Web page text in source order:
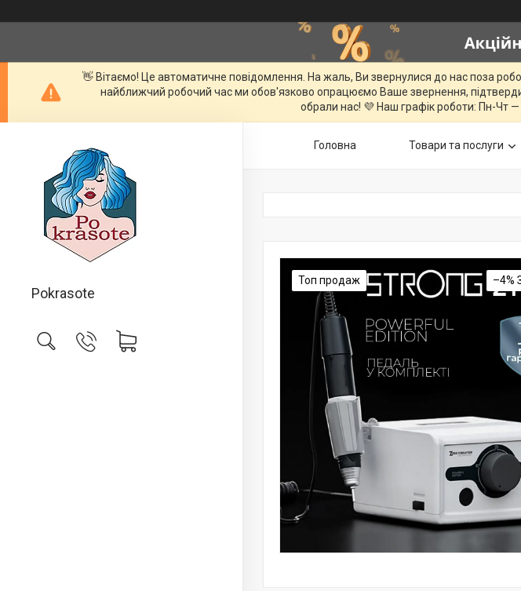
👋 Вітаємо! Це автоматичне повідомлення. На жаль, Ви звернулися до нас поза
найближчий робочий час ми обов'язково опрацюємо Ваше звернення,
обрали нас! 💜 Наш графік роботи: Пн-Чт
Pokrasote
Головна Товари та послуги
Топ продаж –4%